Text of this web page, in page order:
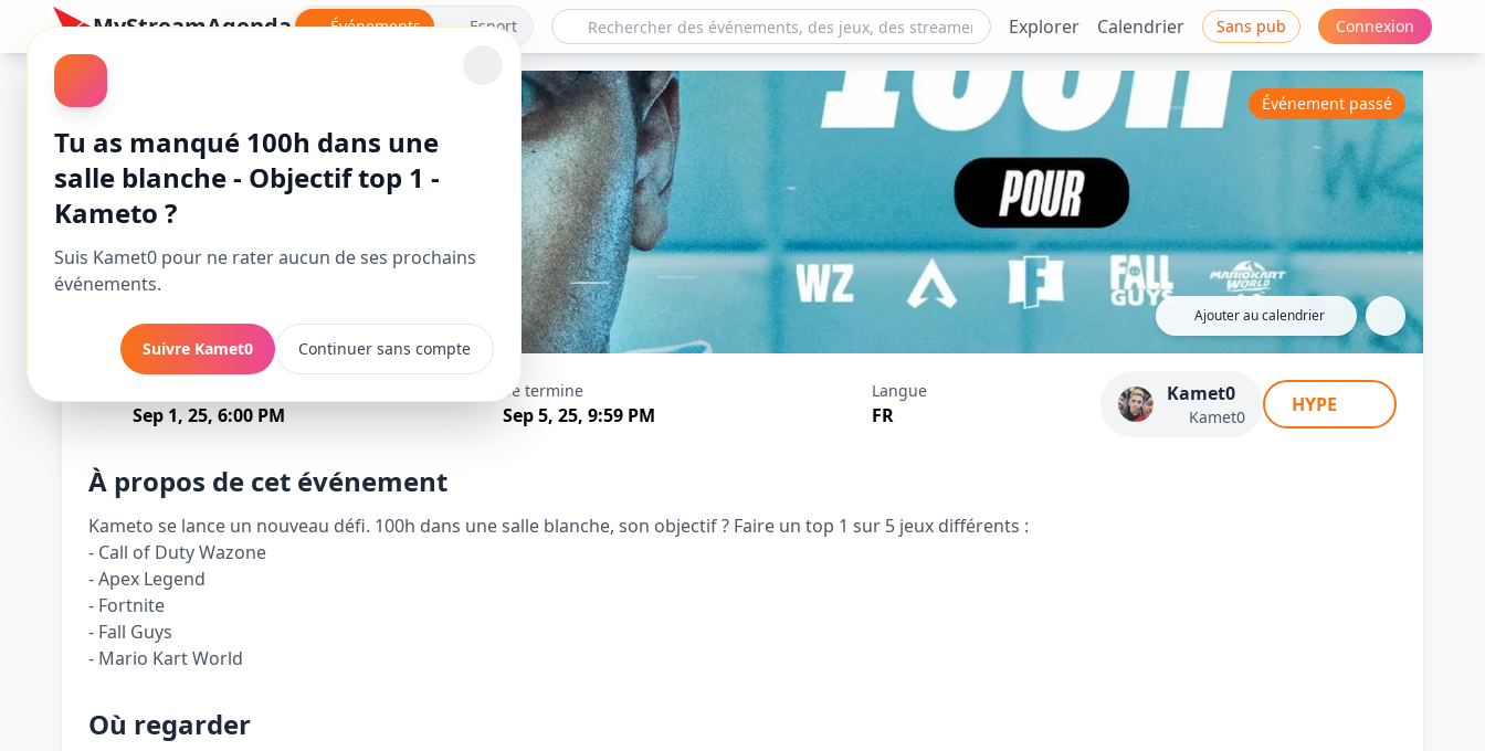
Tu as manqué 100h dans une
salle blanche - Objectif top 1 -
Kameto ?
Suis Kamet0 pour ne rater aucun de ses prochains
événements.
Suivre Kamet0 Continuer sans compte
MyStreamAgenda Événements Esport Explorer Calendrier Sans pub Connexion
100h dans une salle blanche - Objectif top 1 -
Kameto
Ajouter au calendrier
Événement passé
Sep 1, 25, 6:00 PM
Se termine
Sep 5, 25, 9:59 PM
Langue
FR
Kamet0
Kamet0
HYPE
À propos de cet événement
Kameto se lance un nouveau défi. 100h dans une salle blanche, son objectif ? Faire un top 1 sur 5 jeux différents :
- Call of Duty Wazone
- Apex Legend
- Fortnite
- Fall Guys
- Mario Kart World
Où regarder